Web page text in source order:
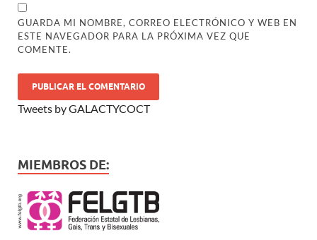
GUARDA MI NOMBRE, CORREO ELECTRÓNICO Y WEB EN
ESTE NAVEGADOR PARA LA PRÓXIMA VEZ QUE
COMENTE.
Tweets by GALACTYCOCT
MIEMBROS DE: